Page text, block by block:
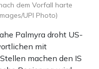
Palmyra droht US-
mit
machen den IS
dem Vorfall harte
UPI Photo)